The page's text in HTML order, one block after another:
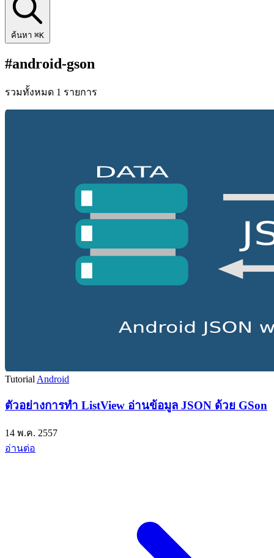
ค้นหา ⌘K
#android-gson
รวมทั้งหมด 1 รายการ
Tutorial Android
ตัวอย่างการทำ ListView อ่านข้อมูล JSON ด้วย GSon
14 พ.ค. 2557
อ่านต่อ